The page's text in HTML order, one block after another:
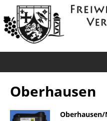
Oberhausen